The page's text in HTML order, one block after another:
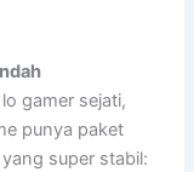
gamer sejati,
punya paket
super stabil: